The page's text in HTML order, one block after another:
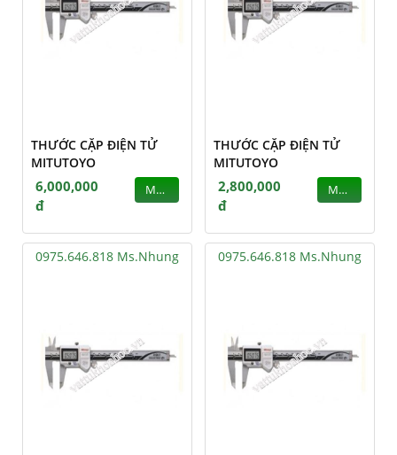
THƯỚC CẶP ĐIỆN TỬ
MITUTOYO
6,000,000
đ
MUA
THƯỚC CẶP ĐIỆN TỬ
MITUTOYO
2,800,000
đ
MUA
0975.646.818 Ms.Nhung 0975.646.818 Ms.Nhung